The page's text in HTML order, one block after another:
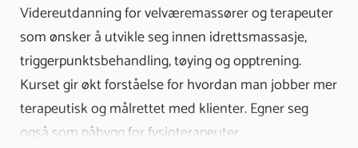
Videreutdanning for velværemassører og terapeuter
som ønsker å utvikle seg innen idrettsmassasje,
triggerpunktsbehandling, tøying og opptrening.
Kurset gir økt forståelse for hvordan man jobber mer
terapeutisk og målrettet med klienter. Egner seg
også som påbygg for fysioterapeuter.